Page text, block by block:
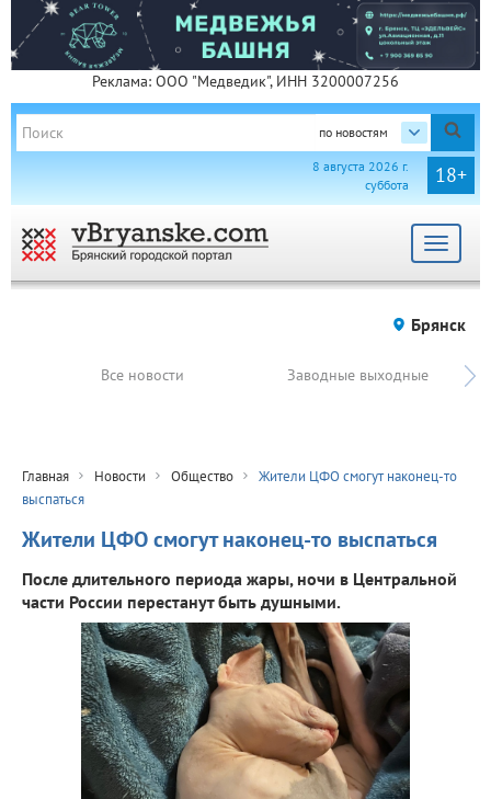
Реклама: ООО "Медведик", ИНН 3200007256
по новостям
18+
8 августа 2026 г.
суббота
Toggle
Брянск
Все новости Заводные выходные
Главная Новости Общество
Жители ЦФО смогут наконец-то
выспаться
Жители ЦФО смогут наконец-то выспаться
После длительного периода жары, ночи в Центральной
части России перестанут быть душными.